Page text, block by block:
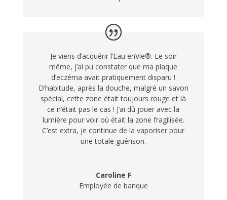
Je viens d’acquérir l’Eau enVie®. Le soir
même, j’ai pu constater que ma plaque
d’eczéma avait pratiquement disparu !
D’habitude, après la douche, malgré un savon
spécial, cette zone était toujours rouge et là
ce n’était pas le cas ! J’ai dû jouer avec la
lumière pour voir où était la zone fragilisée.
C’est extra, je continue de la vaporiser pour
une totale guérison.
Caroline F
Employée de banque